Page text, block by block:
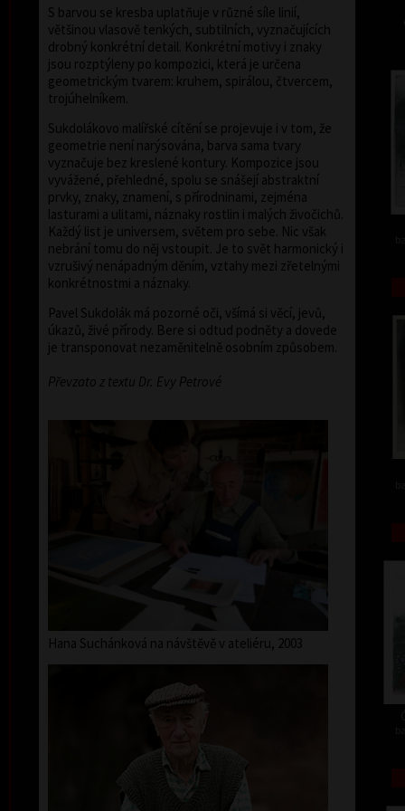
S barvou se kresba uplatňuje v různé síle linií,
většinou vlasově tenkých, subtilních, vyznačujících
drobný konkrétní detail. Konkrétní motivy i znaky
jsou rozptýleny po kompozici, která je určena
geometrickým tvarem: kruhem, spirálou, čtvercem,
trojúhelníkem.
Sukdolákovo malířské cítění se projevuje i v tom, že
geometrie není narýsována, barva sama tvary
vyznačuje bez kreslené kontury. Kompozice jsou
vyvážené, přehledné, spolu se snášejí abstraktní
prvky, znaky, znamení, s přírodninami, zejména
lasturami a ulitami, náznaky rostlin i malých živočichů.
Každý list je universem, světem pro sebe. Nic však
nebrání tomu do něj vstoupit. Je to svět harmonický i
vzrušivý nenápadným děním, vztahy mezi zřetelnými
konkrétnostmi a náznaky.
Pavel Sukdolák má pozorné oči, všímá si věcí, jevů,
úkazů, živé přírody. Bere si odtud podněty a dovede
je transponovat nezaměnitelně osobním způsobem.
Převzato z textu Dr. Evy Petrové
Hana Suchánková na návštěvě v ateliéru, 2003